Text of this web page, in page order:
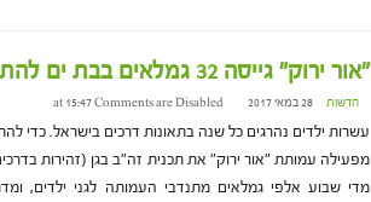
"אור ירוק" גייסה 32 גמלאים בבת ים להתנדבות בגני ילדים
חדשות 28 במאי 2017 at 15:47 Comments are Disabled
עשרות ילדים נהרגים כל שנה בתאונות דרכים בישראל. כדי
מפעילה עמותת "אור ירוק" את תכנית זה"ב בגן (זהירות
מדי שבוע אלפי גמלאים מתנדבי העמותה לגני ילדים,